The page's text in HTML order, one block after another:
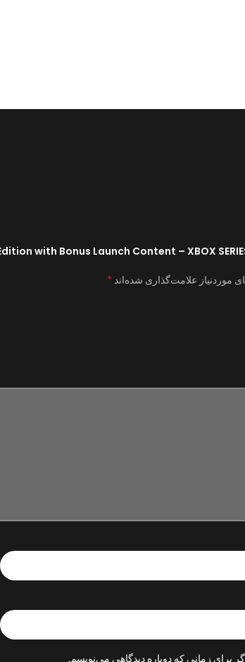
موردنیاز علامت‌گذاری شده‌اند *
برای زمانی که دوباره دیدگاهی می‌نویسم.